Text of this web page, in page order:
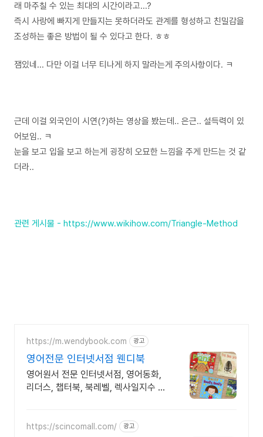
래 마주칠 수 있는 최대의 시간이라고...?
즉시 사랑에 빠지게 만들지는 못하더라도 관계를 형성하고 친밀감을
조성하는 좋은 방법이 될 수 있다고 한다. ㅎㅎ
잼있네... 다만 이걸 너무 티나게 하지 말라는게 주의사항이다. ㅋ
근데 이걸 외국인이 시연(?)하는 영상을 봤는데.. 은근.. 설득력이 있
어보임.. ㅋ
눈을 보고 입을 보고 하는게 굉장히 오묘한 느낌을 주게 만드는 것 같
더라..
관련 게시물 - https://www.wikihow.com/Triangle-Method
https://m.wendybook.com 광고
영어전문 인터넷서점 웬디북
영어원서 전문 인터넷서점, 영어동화,
리더스, 챕터북, 북레벨, 렉사일지수 제
https://scincomall.com/ 광고